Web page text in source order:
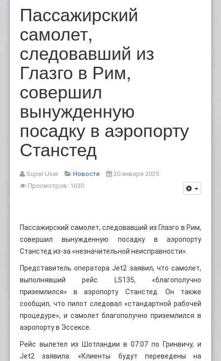
Пассажирский
самолет,
следовавший из
Глазго в Рим,
совершил
вынужденную
посадку в аэропорту
Станстед
Super User Новости
20 января 2025
Просмотров: 1630
Пассажирский самолет, следовавший из Глазго в Рим,
совершил вынужденную посадку в аэропорту
Станстед из-за «незначительной неисправности».
Представитель оператора Jet2 заявил, что самолет,
выполнявший рейс LS135, «благополучно
приземлился» в аэропорту Станстед. Он также
сообщил, что пилот следовал «стандартной рабочей
процедуре», и самолет благополучно приземлился в
аэропорту в Эссексе.
Рейс вылетел из Шотландии в 07:07 по Гринвичу, и
Jet2 заявила: «Клиенты будут переведены на